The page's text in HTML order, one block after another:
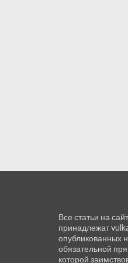
Все статьи на
принадлежат
опубликованных
обязательной
которой